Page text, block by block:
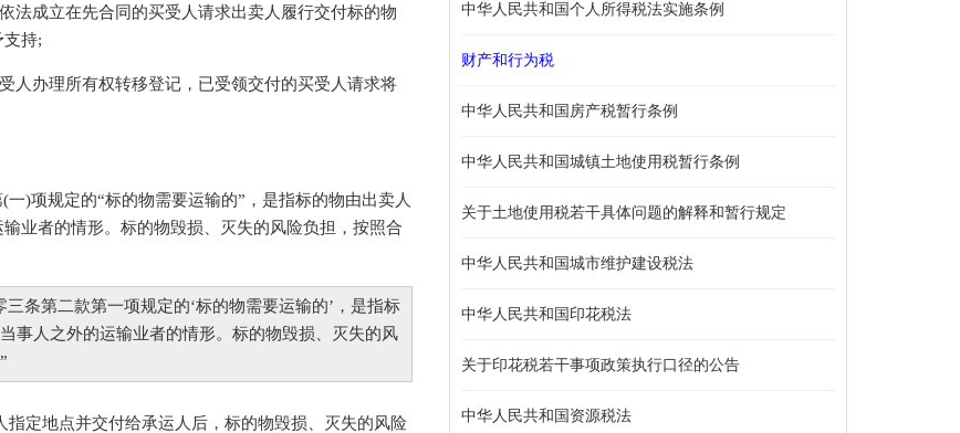
成立在先合同的买受人请求出卖人履行交付标的物
持;
办理所有权转移登记，已受领交付的买受人请求将
)项规定的“标的物需要运输的”，是指标的物由出卖人
业者的情形。标的物毁损、灭失的风险负担，按照合
条第二款第一项规定的‘标的物需要运输的’，是指标
事人之外的运输业者的情形。标的物毁损、灭失的风
定地点并交付给承运人后，标的物毁损、灭失的风险
中华人民共和国个人所得税法实施条例
财产和行为税
中华人民共和国房产税暂行条例
中华人民共和国城镇土地使用税暂行条例
关于土地使用税若干具体问题的解释和暂行规定
中华人民共和国城市维护建设税法
中华人民共和国印花税法
关于印花税若干事项政策执行口径的公告
中华人民共和国资源税法